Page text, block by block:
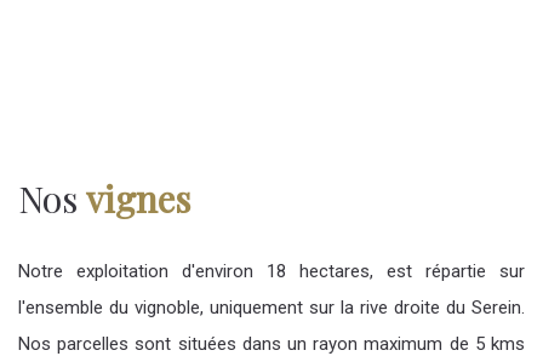
Nos vignes
Notre exploitation d'environ 18 hectares, est répartie sur
l'ensemble du vignoble, uniquement sur la rive droite du Serein.
Nos parcelles sont situées dans un rayon maximum de 5 kms